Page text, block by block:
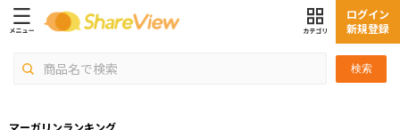
検索
ログイン
新規登録
マーガリンランキング